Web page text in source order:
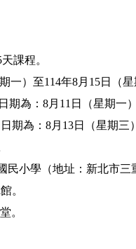
天課程。
一）至114年8月 15日（星
期為： 8月 11 日（星期一
期為： 8月 13日（星期三
民小學（地址：新北市三
。
。